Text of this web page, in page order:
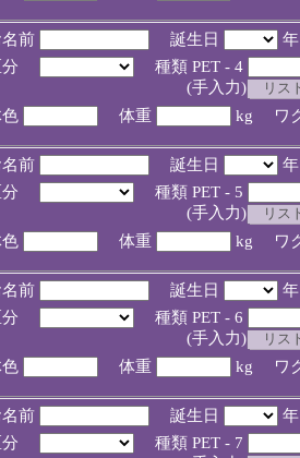
名前 誕生日
分
種類 PET - 4
手入力)
体重 kg ワ
名前 誕生日
分
種類 PET - 5
手入力)
体重 kg ワ
名前 誕生日
分
種類 PET - 6
手入力)
体重 kg ワ
名前 誕生日
分
種類 PET - 7